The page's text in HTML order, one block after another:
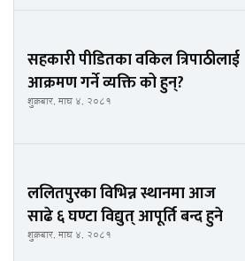
सहकारी पीडितका वकिल त्रिपाठीलाई
आक्रमण गर्ने व्यक्ति को हुन्?
शुक्रबार, माघ ४, २०८१
ललितपुरका विभिन्न स्थानमा आज
साढे ६ घण्टा विद्युत् आपूर्ति बन्द हुने
शुक्रबार, माघ ४, २०८१